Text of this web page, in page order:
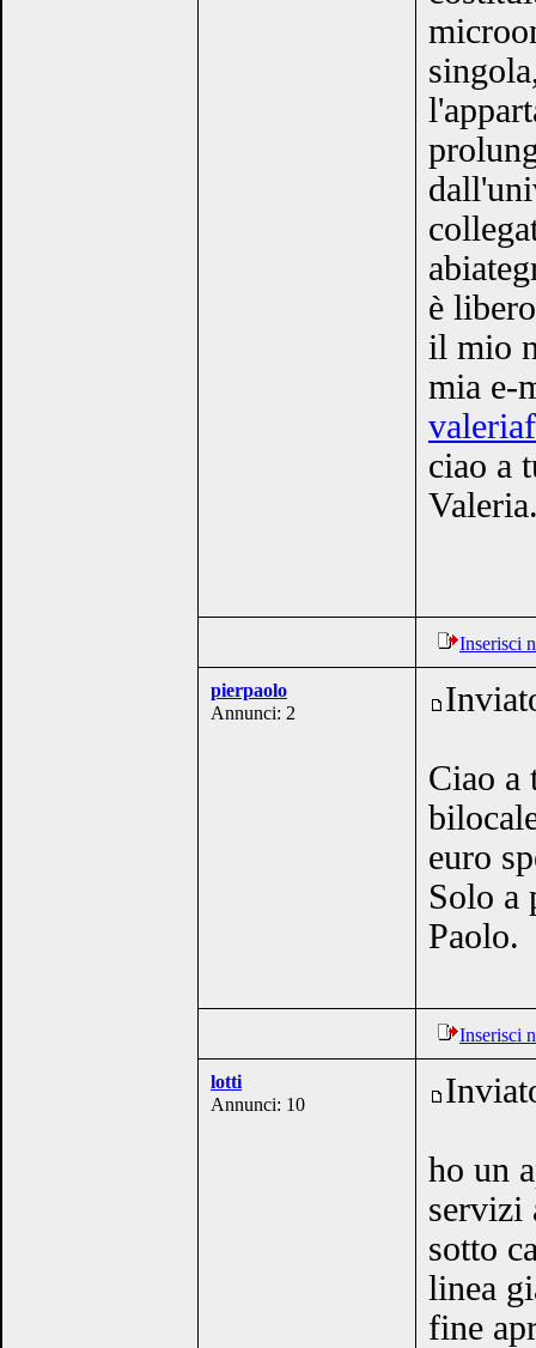
è
il mio
mia e-
ciao a
Inserisci
pierpaolo
Annunci: 2
Ciao a
euro
Solo a
Paolo.
Inserisci
lotti
Annunci: 10
ho un
servizi
sotto
linea
fine